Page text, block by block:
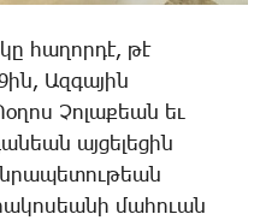
հա­ղոր­դէ, թէ
Ազ­գա­յին
Չո­լա­քեան եւ
այ­ցե­լե­ցին
մա­հո­ւան